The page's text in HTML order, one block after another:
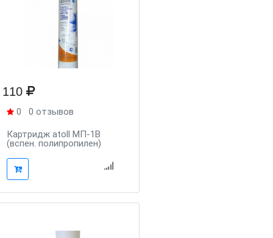
110
0 0 отзывов
Картридж atoll МП-1В
(вспен. полипропилен)